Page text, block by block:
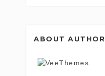
ABOUT AUTHOR